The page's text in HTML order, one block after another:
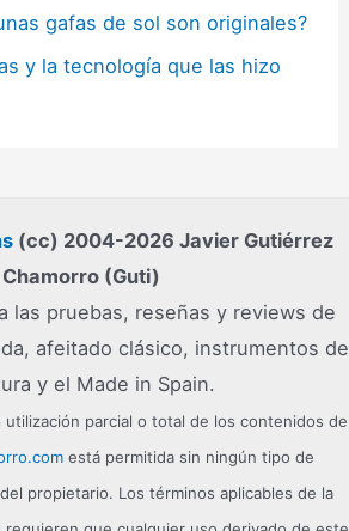
gafas de sol son originales?
y la tecnología que las hizo
(cc) 2004-2026 Javier Gutiérrez
Chamorro (Guti)
las pruebas, reseñas y reviews de
afeitado clásico, instrumentos de
y el Made in Spain.
utilización parcial o total de los contenidos de
está permitida sin ningún tipo de
propietario. Los términos aplicables de la